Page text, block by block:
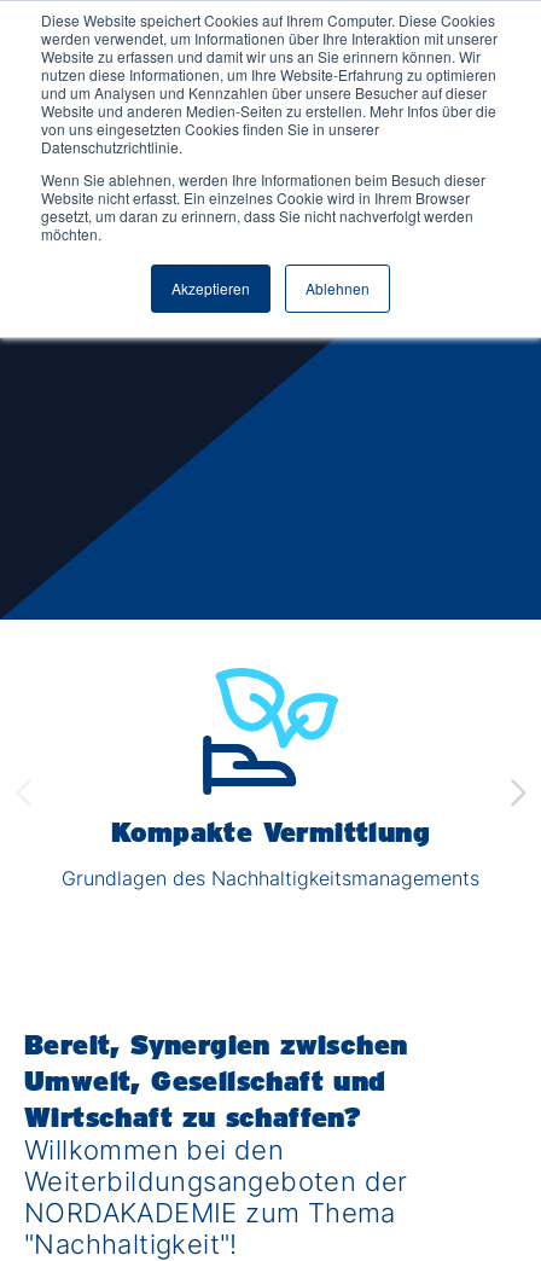
Diese Website speichert Cookies auf Ihrem Computer. Diese Cookies
werden verwendet, um Informationen über Ihre Interaktion mit unserer
Website zu erfassen und damit wir uns an Sie erinnern können. Wir
nutzen diese Informationen, um Ihre Website-Erfahrung zu optimieren
und um Analysen und Kennzahlen über unsere Besucher auf dieser
Website und anderen Medien-Seiten zu erstellen. Mehr Infos über die
von uns eingesetzten Cookies finden Sie in unserer
Datenschutzrichtlinie.
Wenn Sie ablehnen, werden Ihre Informationen beim Besuch dieser
Website nicht erfasst. Ein einzelnes Cookie wird in Ihrem Browser
gesetzt, um daran zu erinnern, dass Sie nicht nachverfolgt werden
möchten.
Akzeptieren Ablehnen
Nachhaltigkeit
Weiterbildungsmodule
Ihre Karriereentwicklung an der
NORDAKADEMIE
Weiterbildungsmodule
Kompakte Vermittlung
Grundlagen des Nachhaltigkeitsmanagements
Bereit, Synergien zwischen
Umwelt, Gesellschaft und
Wirtschaft zu schaffen?
Willkommen bei den
Weiterbildungsangeboten der
NORDAKADEMIE zum Thema
"Nachhaltigkeit"!